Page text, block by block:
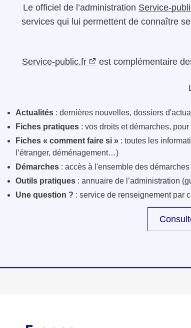
Le officiel de l’administration Service-
services qui lui permettent de connaître
Service-public.fr est complémentaire
Actualités : dernières nouvelles, dossiers
Fiches pratiques : vos droits et démarches,
Fiches « comment faire si » : toutes les
l’étranger, déménagement…)
Démarches : accès à l'ensemble des
Outils pratiques : annuaire de l’administration
Une question ? : service de renseignement par